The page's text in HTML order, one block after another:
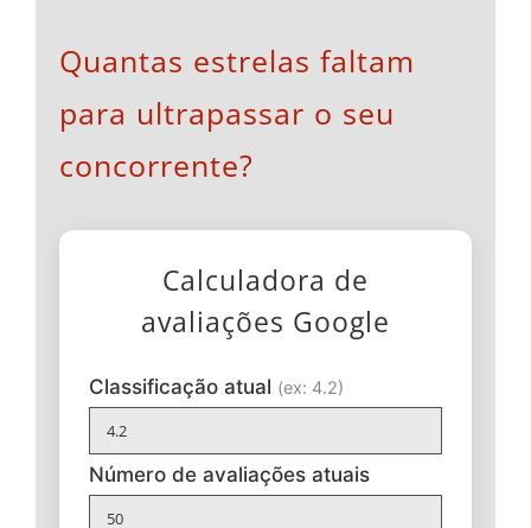
Quantas estrelas faltam
para ultrapassar o seu
concorrente?
Calculadora de
avaliações Google
Classificação atual (ex: 4.2)
Número de avaliações atuais